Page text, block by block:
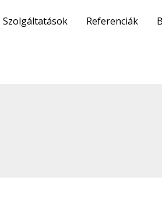
Szolgáltatások Referenciák